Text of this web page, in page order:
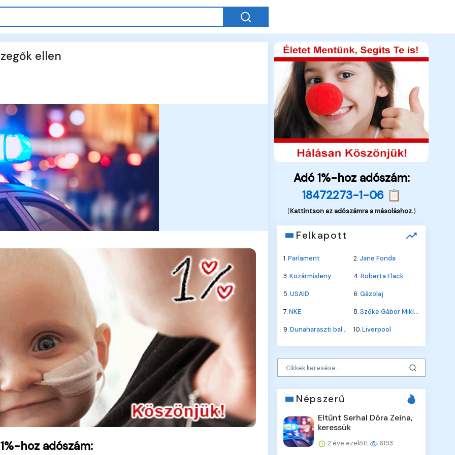
ellen
hoz adószám:
Adó 1%-hoz adószám:
18472273-1-06 📋
(Kattintson az adószámra a másoláshoz.)
Felkapott
1.Parlament 2.Jane Fonda
3.Kozármisleny 4.Roberta Flack
5.USAID 6.Gázolaj
7.NKE 8.Szőke Gábor Miklós
9.Dunaharaszti baleset 10.Liverpool
Népszerű
Eltűnt Serhal Dóra Zeina,
keressük
2 éve ezelőtt 6193